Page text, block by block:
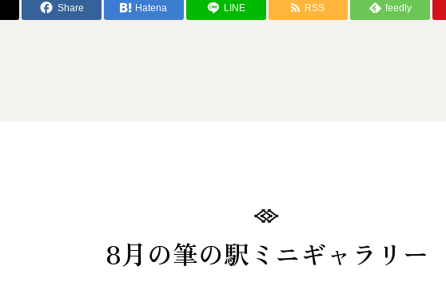
Share Hatena LINE RSS feedly
8月の筆の駅ミニギャラリー